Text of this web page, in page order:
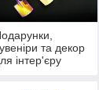
та декор
інтер'єру